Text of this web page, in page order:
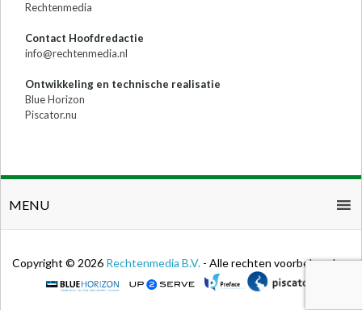
Rechtenmedia
Contact Hoofdredactie
info@rechtenmedia.nl
Ontwikkeling en technische realisatie
Blue Horizon
Piscator.nu
MENU
Copyright © 2026 Rechtenmedia B.V. - Alle rechten voorbehouden.